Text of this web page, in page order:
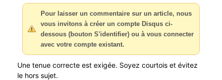
Pour laisser un commentaire sur un article, nous
vous invitons à créer un compte Disqus ci-
dessous (bouton S'identifier) ou à vous connecter
avec votre compte existant.
Une tenue correcte est exigée. Soyez courtois et évitez
le hors sujet.